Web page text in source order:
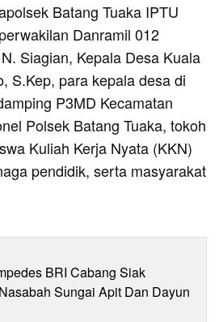
Batang Tuaka IPTU
Danramil 012
Siagian, Kepala Desa Kuala
S.Kep, para kepala desa di
P3MD Kecamatan
Polsek Batang Tuaka, tokoh
Kuliah Kerja Nyata (KKN)
pendidik, serta masyarakat
BRI Cabang Siak
Sungai Apit Dan Dayun